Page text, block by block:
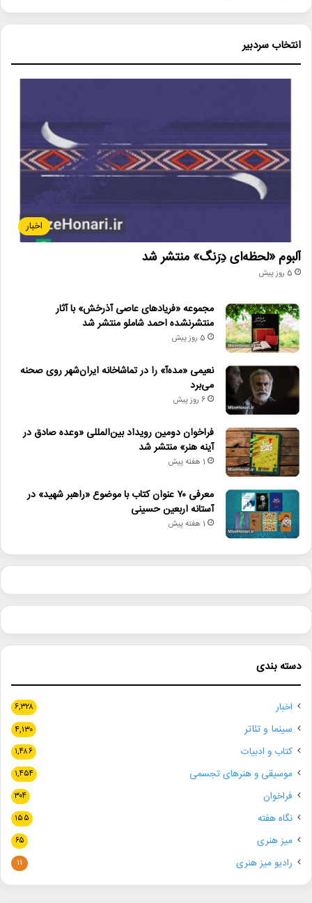
انتخاب سردبیر
اخبار
آلبوم «لحظه‌ای دِرَنگ» منتشر شد
5 روز پیش
مجموعه «فریادهای عاصی آذرخش» با آثار
منتشرنشده احمد شاملو منتشر شد
5 روز پیش
نعیمی «مده‌آ» را در تماشاخانه ایران‌شهر روی صحنه
می‌برد
6 روز پیش
فراخوان دومین رویداد بین‌المللی «وعده صادق در
آینه هنر» منتشر شد
1 هفته پیش
معرفی ۷۰ عنوان کتاب با موضوع «راهبر شهید» در
آستانه اربعین حسینی
1 هفته پیش
دسته بندی
اخبار ۶,۳۲۸
سینما و تئاتر ۴,۱۳۰
کتاب و ادبیات ۱,۴۸۶
موسیقی و هنرهای تجسمی ۱,۴۵۴
فراخوان ۳۰۴
نگاه هفته ۱۵۵
میز هنری ۶۵
رادیو میز هنری ۱۱